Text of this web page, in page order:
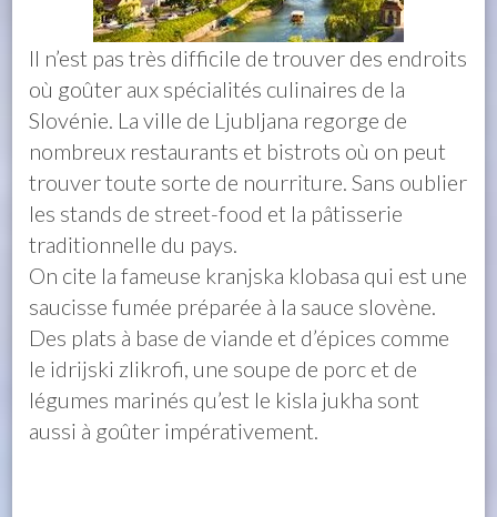
Il n’est pas très difficile de trouver des endroits
où goûter aux spécialités culinaires de la
Slovénie. La ville de Ljubljana regorge de
nombreux restaurants et bistrots où on peut
trouver toute sorte de nourriture. Sans oublier
les stands de street-food et la pâtisserie
traditionnelle du pays.
On cite la fameuse kranjska klobasa qui est une
saucisse fumée préparée à la sauce slovène.
Des plats à base de viande et d’épices comme
le idrijski zlikrofi, une soupe de porc et de
légumes marinés qu’est le kisla jukha sont
aussi à goûter impérativement.